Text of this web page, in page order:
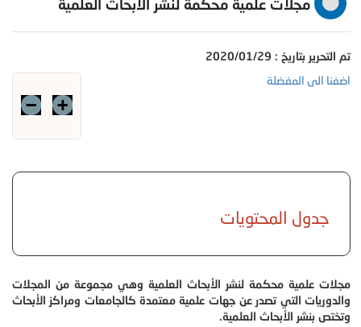
مجلات علمية محكمة لنشر الأبحاث العلمية
تم التحرير بتاريخ : 2020/01/29
اضفنا الى المفضلة
جدول المحتويات
مجلات علمية محكمة لنشر الأبحاث العلمية وهي مجموعة من المجلات
والدوريات التي تصدر عن جهات علمية معتمدة كالجامعات ومراكز الأبحاث
وتختص بنشر الأبحاث العلمية.